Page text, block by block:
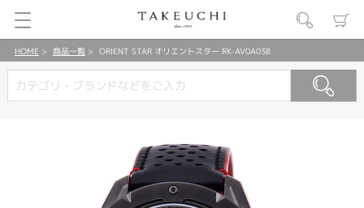
HOME 商品一覧 ORIENT STAR オリエントスター RK-AV0A03B